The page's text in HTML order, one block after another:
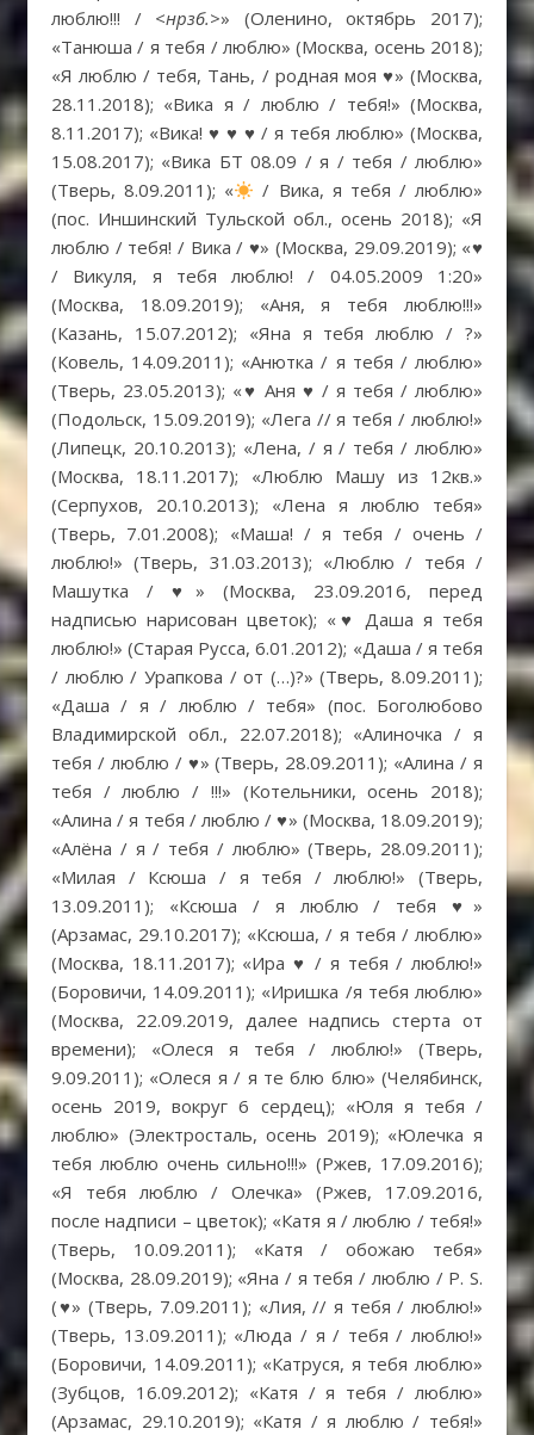
люблю!!! / <нрзб.>» (Оленино, октябрь 2017);
«Танюша / я тебя / люблю» (Москва, осень 2018);
«Я люблю / тебя, Тань, / родная моя ♥» (Москва,
28.11.2018); «Вика я / люблю / тебя!» (Москва,
8.11.2017); «Вика! ♥ ♥ ♥ / я тебя люблю» (Москва,
15.08.2017); «Вика БТ 08.09 / я / тебя / люблю»
(Тверь, 8.09.2011); «
/ Вика, я тебя / люблю»
(пос. Иншинский Тульской обл., осень 2018); «Я
люблю / тебя! / Вика / ♥» (Москва, 29.09.2019); «♥
/ Викуля, я тебя люблю! / 04.05.2009 1:20»
(Москва, 18.09.2019); «Аня, я тебя люблю!!!»
(Казань, 15.07.2012); «Яна я тебя люблю / ?»
(Ковель, 14.09.2011); «Анютка / я тебя / люблю»
(Тверь, 23.05.2013); «♥ Аня ♥ / я тебя / люблю»
(Подольск, 15.09.2019); «Лега // я тебя / люблю!»
(Липецк, 20.10.2013); «Лена, / я / тебя / люблю»
(Москва, 18.11.2017); «Люблю Машу из 12кв.»
(Серпухов, 20.10.2013); «Лена я люблю тебя»
(Тверь, 7.01.2008); «Маша! / я тебя / очень /
люблю!» (Тверь, 31.03.2013); «Люблю / тебя /
Машутка / ♥ » (Москва, 23.09.2016, перед
надписью нарисован цветок); « ♥ Даша я тебя
люблю!» (Старая Русса, 6.01.2012); «Даша / я тебя
/ люблю / Урапкова / от (…)?» (Тверь, 8.09.2011);
«Даша / я / люблю / тебя» (пос. Боголюбово
Владимирской обл., 22.07.2018); «Алиночка / я
тебя / люблю / ♥» (Тверь, 28.09.2011); «Алина / я
тебя / люблю / !!!» (Котельники, осень 2018);
«Алина / я тебя / люблю /♥» (Москва, 18.09.2019);
«Алёна / я / тебя / люблю» (Тверь, 28.09.2011);
«Милая / Ксюша / я тебя / люблю!» (Тверь,
13.09.2011); «Ксюша / я люблю / тебя♥ »
(Арзамас, 29.10.2017); «Ксюша, / я тебя / люблю»
(Москва, 18.11.2017); «Ира ♥ / я тебя / люблю!»
(Боровичи, 14.09.2011); «Иришка /я тебя люблю»
(Москва, 22.09.2019, далее надпись стерта от
времени); «Олеся я тебя / люблю!» (Тверь,
9.09.2011); «Олеся я / я те блю блю» (Челябинск,
осень 2019, вокруг 6 сердец); «Юля я тебя /
люблю» (Электросталь, осень 2019); «Юлечка я
тебя люблю очень сильно!!!» (Ржев, 17.09.2016);
«Я тебя люблю / Олечка» (Ржев, 17.09.2016,
после надписи – цветок); «Катя я / люблю / тебя!»
(Тверь, 10.09.2011); «Катя / обожаю тебя»
(Москва, 28.09.2019); «Яна / я тебя / люблю / P. S.
(♥» (Тверь, 7.09.2011); «Лия, // я тебя / люблю!»
(Тверь, 13.09.2011); «Люда / я / тебя / люблю!»
(Боровичи, 14.09.2011); «Катруся, я тебя люблю»
(Зубцов, 16.09.2012); «Катя / я тебя / люблю»
(Арзамас, 29.10.2019); «Катя / я люблю / тебя!»